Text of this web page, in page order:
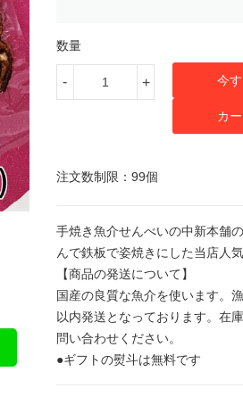
数量
- + 今
カ
注文数制限：99個
手焼き魚介せんべいの中新本舗
んで鉄板で姿焼きにした当店人
【商品の発送について】
国産の良質な魚介を使います。
以内発送となっております。在
問い合わせください。
●ギフトの熨斗は無料です